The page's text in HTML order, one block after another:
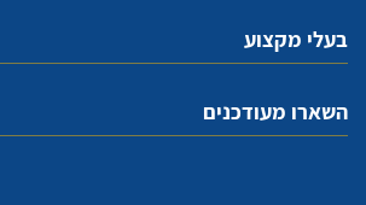
בעלי מקצוע
השארו מעודכנים